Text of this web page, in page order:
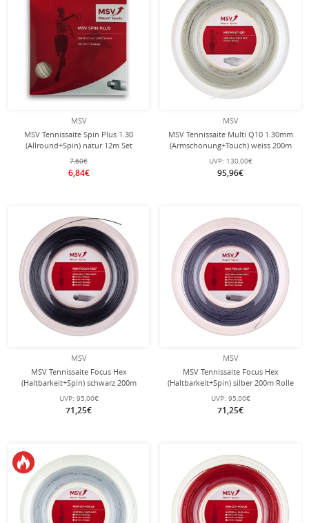
MSV
MSV Tennissaite Spin Plus 1.30
(Allround+Spin) natur 12m Set
7,60€
6,84€
MSV
MSV Tennissaite Multi Q10 1.30mm
(Armschonung+Touch) weiss 200m
Rolle
UVP: 130,00€
95,96€
MSV
MSV Tennissaite Focus Hex
(Haltbarkeit+Spin) schwarz 200m
Rolle
UVP: 95,00€
71,25€
MSV
MSV Tennissaite Focus Hex
(Haltbarkeit+Spin) silber 200m Rolle
UVP: 95,00€
71,25€